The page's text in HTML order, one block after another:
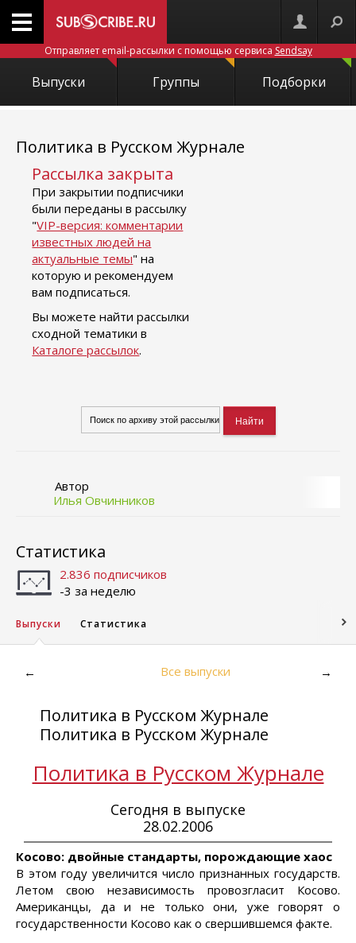
Отправляет email-рассылки с помощью сервиса Sendsay
Выпуски Группы Подборки
Политика в Русском Журнале
Рассылка закрыта
При закрытии подписчики
были переданы в рассылку
"VIP-версия: комментарии
известных людей на
актуальные темы" на
которую и рекомендуем
вам подписаться.
Вы можете найти рассылки
сходной тематики в
Каталоге рассылок.
Автор
Илья Овчинников
Статистика
2.836 подписчиков
-3 за неделю
Выпуски Статистика
← Все выпуски →
Политика в Русском Журнале
Политика в Русском Журнале
Политика в Русском Журнале
Сегодня в выпуске
28.02.2006
Косово: двойные стандарты, порождающие хаос
В этом году увеличится число признанных государств.
Летом свою независимость провозгласит Косово.
Американцы, да и не только они, уже говорят о
государственности Косово как о свершившемся факте.